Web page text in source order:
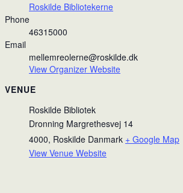
Roskilde Bibliotekerne
Phone
46315000
Email
mellemreolerne@roskilde.dk
View Organizer Website
VENUE
Roskilde Bibliotek
Dronning Margrethesvej 14
4000, Roskilde Danmark + Google Map
View Venue Website